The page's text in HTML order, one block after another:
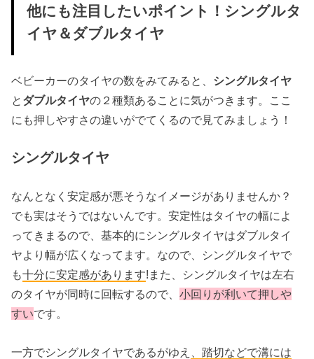
他にも注目したいポイント！シングルタ
イヤ＆ダブルタイヤ
ベビーカーのタイヤの数をみてみると、 シングルタイヤ
と ダブルタイヤの２種類あることに気がつきます。ここ
にも押しやすさの違いがでてくるので見てみましょう！
シングルタイヤ
なんとなく安定感が悪そうなイメージがありませんか？
でも実はそうではないんです。安定性はタイヤの幅によ
ってきまるので、基本的にシングルタイヤはダブルタイ
ヤより幅が広くなってます。なので、シングルタイヤで
も十分に安定感があります!また、シングルタイヤは左右
のタイヤが同時に回転するので、小回りが利いて押しや
すいです。
一方でシングルタイヤであるがゆえ
、踏切などで溝には